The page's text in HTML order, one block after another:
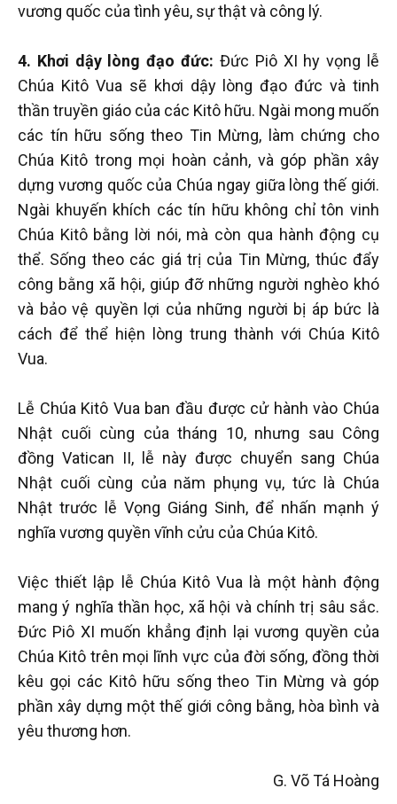
vương quốc của tình yêu, sự thật và công lý.
4. Khơi dậy lòng đạo đức: Đức Piô XI hy vọng lễ
Chúa Kitô Vua sẽ khơi dậy lòng đạo đức và tinh
thần truyền giáo của các Kitô hữu. Ngài mong muốn
các tín hữu sống theo Tin Mừng, làm chứng cho
Chúa Kitô trong mọi hoàn cảnh, và góp phần xây
dựng vương quốc của Chúa ngay giữa lòng thế giới.
Ngài khuyến khích các tín hữu không chỉ tôn vinh
Chúa Kitô bằng lời nói, mà còn qua hành động cụ
thể. Sống theo các giá trị của Tin Mừng, thúc đẩy
công bằng xã hội, giúp đỡ những người nghèo khó
và bảo vệ quyền lợi của những người bị áp bức là
cách để thể hiện lòng trung thành với Chúa Kitô
Vua.
Lễ Chúa Kitô Vua ban đầu được cử hành vào Chúa
Nhật cuối cùng của tháng 10, nhưng sau Công
đồng Vatican II, lễ này được chuyển sang Chúa
Nhật cuối cùng của năm phụng vụ, tức là Chúa
Nhật trước lễ Vọng Giáng Sinh, để nhấn mạnh ý
nghĩa vương quyền vĩnh cửu của Chúa Kitô.
Việc thiết lập lễ Chúa Kitô Vua là một hành động
mang ý nghĩa thần học, xã hội và chính trị sâu sắc.
Đức Piô XI muốn khẳng định lại vương quyền của
Chúa Kitô trên mọi lĩnh vực của đời sống, đồng thời
kêu gọi các Kitô hữu sống theo Tin Mừng và góp
phần xây dựng một thế giới công bằng, hòa bình và
yêu thương hơn.
G. Võ Tá Hoàng